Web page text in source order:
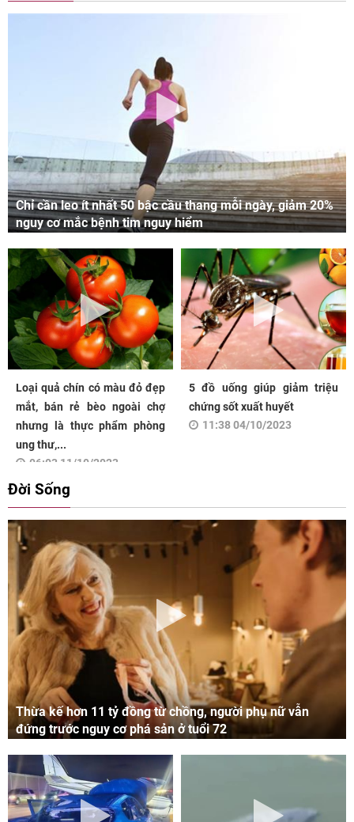
Chỉ cần leo ít nhất 50 bậc cầu thang mỗi ngày, giảm 20%
nguy cơ mắc bệnh tim nguy hiểm
Loại quả chín có màu đỏ đẹp
mắt, bán rẻ bèo ngoài chợ
nhưng là thực phẩm phòng
ung thư,...
06:03 11/10/2023
5 đồ uống giúp giảm triệu
chứng sốt xuất huyết
11:38 04/10/2023
Đời Sống
Thừa kế hơn 11 tỷ đồng từ chồng, người phụ nữ vẫn
đứng trước nguy cơ phá sản ở tuổi 72